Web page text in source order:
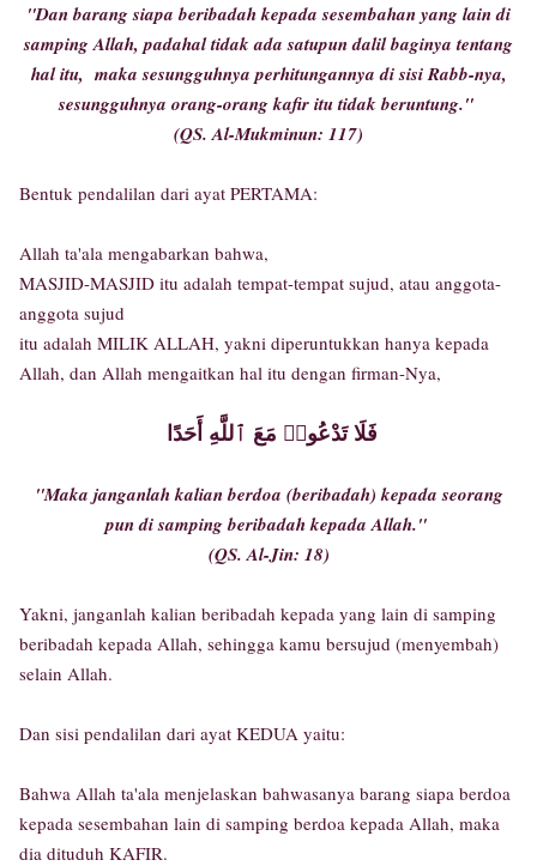
"Dan barang siapa beribadah kepada sesembahan yang lain di
samping Allah, padahal tidak ada satupun dalil baginya tentang
hal itu, maka sesungguhnya perhitungannya di sisi Rabb-nya,
sesungguhnya orang-orang kafir itu tidak beruntung."
(QS. Al-Mukminun: 117)
Bentuk pendalilan dari ayat PERTAMA:
Allah ta'ala mengabarkan bahwa,
MASJID-MASJID itu adalah tempat-tempat sujud, atau anggota-
anggota sujud
itu adalah MILIK ALLAH, yakni diperuntukkan hanya kepada
Allah, dan Allah mengaitkan hal itu dengan firman-Nya,
فَلَا تَدْعُوا۟ مَعَ ٱللَّهِ أَحَدًا
"Maka janganlah kalian berdoa (beribadah) kepada seorang
pun di samping beribadah kepada Allah."
(QS. Al-Jin: 18)
Yakni, janganlah kalian beribadah kepada yang lain di samping
beribadah kepada Allah, sehingga kamu bersujud (menyembah)
selain Allah.
Dan sisi pendalilan dari ayat KEDUA yaitu:
Bahwa Allah ta'ala menjelaskan bahwasanya barang siapa berdoa
kepada sesembahan lain di samping berdoa kepada Allah, maka
dia dituduh KAFIR.